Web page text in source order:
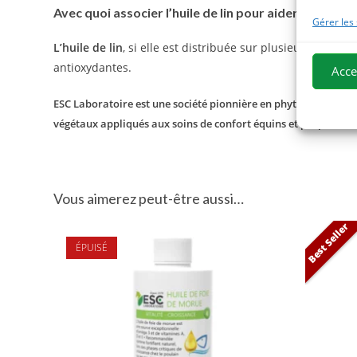
Gérer les
Avec quoi associer l’huile de lin pour aider votre
L’huile de lin, si elle est distribuée sur plusieurs
antioxydantes.
ESC Laboratoire est une société pionnière en phytothérapie
végétaux appliqués aux soins de confort équins et
Vous aimerez peut-être aussi…
ÉPUISÉ Best Seller